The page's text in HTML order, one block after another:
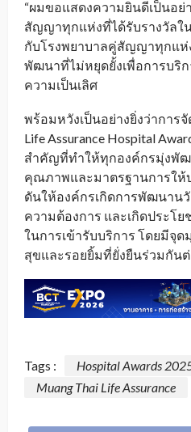
“ผมขอแสดงความยินดีเป็นอย่
สัญญาทุกแห่งที่ได้รับรางวัลใ
กับโรงพยาบาลคู่สัญญาทุกแห่
พัฒนาที่ไม่หยุดยั้งเพื่อการบริ
ความเป็นเลิศ
พร้อมหวังเป็นอย่างยิ่งว่าการ
Life Assurance Hospital
สำคัญที่ทำให้ทุกองค์กรมุ่งพัฒ
คุณภาพและมาตรฐานการให้
ดันให้องค์กรเกิดการพัฒนาน
ความต้องการ และเกิดประโ
ในการเข้ารับบริการ โดยมีจุ
สุขและรอยยิ้มที่ยั่งยืนร่วมกันต่
Tags :
Hospital Awards
Muang Thai Life Assurance